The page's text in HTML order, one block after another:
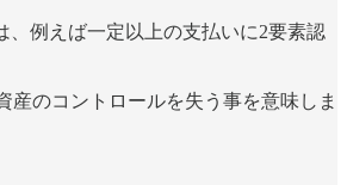
、例えば一定以上の支払いに2要素認
のコントロールを失う事を意味しま